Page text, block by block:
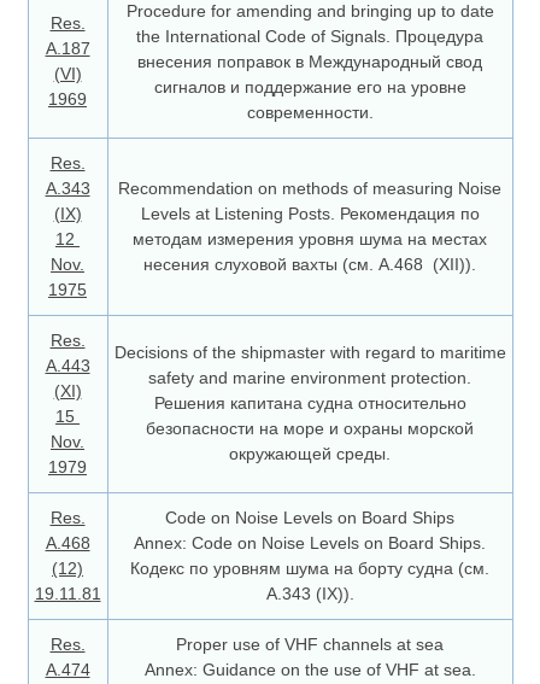
Res.
A.187
(VI)
1969
Procedure for amending and bringing up to date
the International Code of Signals. Процедура
внесения поправок в Международный свод
сигналов и поддержание его на уровне
современности.
Res.
A.343
(IX)
12
Nov.
1975
Recommendation on methods of measuring Noise
Levels at Listening Posts. Рекомендация по
методам измерения уровня шума на местах
несения слуховой вахты (см. А.468 (ХII)).
Res.
A.443
(XI)
15
Nov.
1979
Decisions of the shipmaster with regard to maritime
safety and marine environment protection.
Решения капитана судна относительно
безопасности на море и охраны морской
окружающей среды.
Res.
А.468
(12)
19.11.81
Code on Noise Levels on Board Ships
Annex: Code on Noise Levels on Board Ships.
Кодекс по уровням шума на борту судна (см.
А.343 (IХ)).
Res.
А.474
Proper use of VHF channels at sea
Annex: Guidance on the use of VHF at sea.